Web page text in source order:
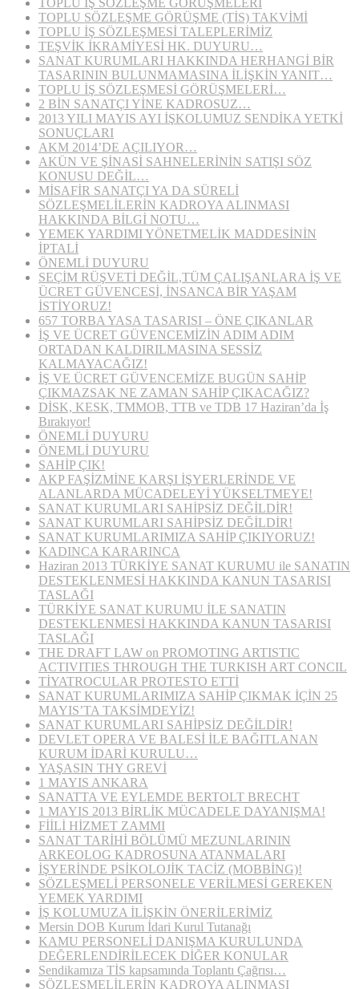
TOPLU İŞ SÖZLEŞME GÖRÜŞMELERİ
TOPLU SÖZLEŞME GÖRÜŞME (TİS) TAKVİMİ
TOPLU İŞ SÖZLEŞMESİ TALEPLERİMİZ
TEŞVİK İKRAMİYESİ HK. DUYURU…
SANAT KURUMLARI HAKKINDA HERHANGİ BİR
TASARININ BULUNMAMASINA İLİŞKİN YANIT…
TOPLU İŞ SÖZLEŞMESİ GÖRÜŞMELERİ…
2 BİN SANATÇI YİNE KADROSUZ…
2013 YILI MAYIS AYI İŞKOLUMUZ SENDİKA YETKİ
SONUÇLARI
AKM 2014’DE AÇILIYOR…
AKÜN VE ŞİNASİ SAHNELERİNİN SATIŞI SÖZ
KONUSU DEĞİL…
MİSAFİR SANATÇI YA DA SÜRELİ
SÖZLEŞMELİLERİN KADROYA ALINMASI
HAKKINDA BİLGİ NOTU…
YEMEK YARDIMI YÖNETMELİK MADDESİNİN
İPTALİ
ÖNEMLİ DUYURU
SEÇİM RÜŞVETİ DEĞİL,TÜM ÇALIŞANLARA İŞ VE
ÜCRET GÜVENCESİ, İNSANCA BİR YAŞAM
İSTİYORUZ!
657 TORBA YASA TASARISI – ÖNE ÇIKANLAR
İŞ VE ÜCRET GÜVENCEMİZİN ADIM ADIM
ORTADAN KALDIRILMASINA SESSİZ
KALMAYACAĞIZ!
İŞ VE ÜCRET GÜVENCEMİZE BUGÜN SAHİP
ÇIKMAZSAK NE ZAMAN SAHİP ÇIKACAĞIZ?
DİSK, KESK, TMMOB, TTB ve TDB 17 Haziran’da İş
Bırakıyor!
ÖNEMLİ DUYURU
ÖNEMLİ DUYURU
SAHİP ÇIK!
AKP FAŞİZMİNE KARŞI İŞYERLERİNDE VE
ALANLARDA MÜCADELEYİ YÜKSELTMEYE!
SANAT KURUMLARI SAHİPSİZ DEĞİLDİR!
SANAT KURUMLARI SAHİPSİZ DEĞİLDİR!
SANAT KURUMLARIMIZA SAHİP ÇIKIYORUZ!
KADINCA KARARINCA
Haziran 2013 TÜRKİYE SANAT KURUMU ile SANATIN
DESTEKLENMESİ HAKKINDA KANUN TASARISI
TASLAĞI
TÜRKİYE SANAT KURUMU İLE SANATIN
DESTEKLENMESİ HAKKINDA KANUN TASARISI
TASLAĞI
THE DRAFT LAW on PROMOTING ARTISTIC
ACTIVITIES THROUGH THE TURKISH ART CONCIL
TİYATROCULAR PROTESTO ETTİ
SANAT KURUMLARIMIZA SAHİP ÇIKMAK İÇİN 25
MAYIS’TA TAKSİMDEYİZ!
SANAT KURUMLARI SAHİPSİZ DEĞİLDİR!
DEVLET OPERA VE BALESİ İLE BAĞITLANAN
KURUM İDARİ KURULU…
YAŞASIN THY GREVİ
1 MAYIS ANKARA
SANATTA VE EYLEMDE BERTOLT BRECHT
1 MAYIS 2013 BİRLİK MÜCADELE DAYANIŞMA!
FİİLİ HİZMET ZAMMI
SANAT TARİHİ BÖLÜMÜ MEZUNLARININ
ARKEOLOG KADROSUNA ATANMALARI
İŞYERİNDE PSİKOLOJİK TACİZ (MOBBİNG)!
SÖZLEŞMELİ PERSONELE VERİLMESİ GEREKEN
YEMEK YARDIMI
İŞ KOLUMUZA İLİŞKİN ÖNERİLERİMİZ
Mersin DOB Kurum İdari Kurul Tutanağı
KAMU PERSONELİ DANIŞMA KURULUNDA
DEĞERLENDİRİLECEK DİĞER KONULAR
Sendikamıza TİS kapsamında Toplantı Çağrısı…
SÖZLEŞMELİLERİN KADROYA ALINMASI